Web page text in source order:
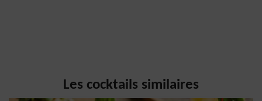
Les cocktails similaires